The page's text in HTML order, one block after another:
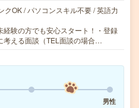
クOK / パソコンスキル不要 / 英語力
経験の方でも安心スタート！・登録
考える面談（TEL面談の場合…
男性